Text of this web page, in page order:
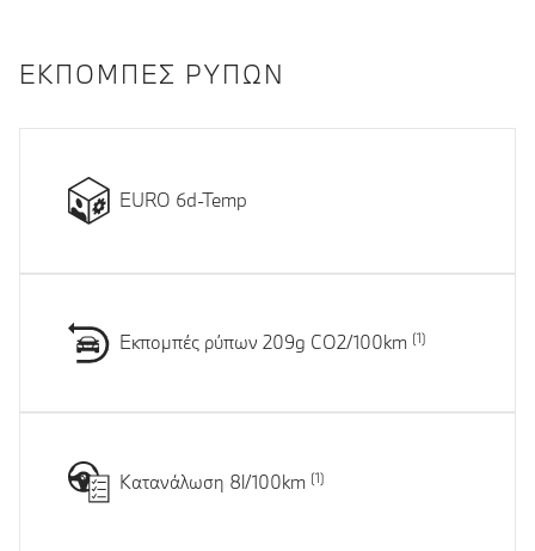
ΕΚΠΟΜΠΈΣ ΡΎΠΩΝ
EURO 6d-Temp
Εκπομπές ρύπων 209g CO2/100km
Κατανάλωση 8l/100km